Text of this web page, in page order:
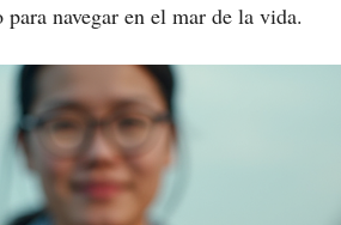
navegar en el mar de la vida.